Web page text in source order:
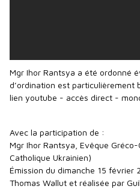
Mgr Ihor Rantsya a été ordonné
d’ordination est particulièrement
lien youtube - accès direct -
Avec la participation de :
Mgr Ihor Rantsya, Evêque
Catholique Ukrainien)
Émission du dimanche 15
Thomas Wallut et réalisée par